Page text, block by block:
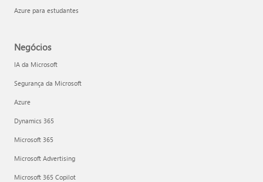
Azure para estudantes
Negócios
IA da Microsoft
Segurança da Microsoft
Azure
Dynamics 365
Microsoft 365
Microsoft Advertising
Microsoft 365 Copilot